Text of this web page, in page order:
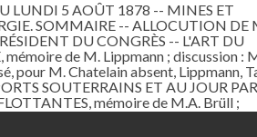
LUNDI 5 AOÛT 1878 -- MINES ET
SOMMAIRE -- ALLOCUTION DE
DU CONGRÈS -- L'ART DU
mémoire de M. Lippmann ; discussion :
pour M. Chatelain absent, Lippmann,
SOUTERRAINS ET AU JOUR PAR
mémoire de M.A. Brüll ;
de M. Mékarsky(p.23)